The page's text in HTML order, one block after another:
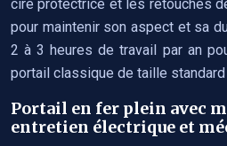
cire protectrice et les retouches
pour maintenir son aspect et sa
2 à 3 heures de travail par an
portail classique de taille
Portail en fer plein avec
entretien électrique et